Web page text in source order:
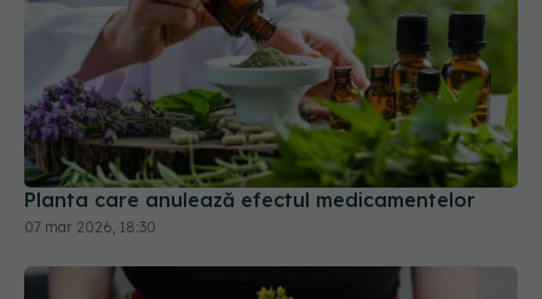
Planta care anulează efectul medicamentelor
07 mar 2026, 18:30